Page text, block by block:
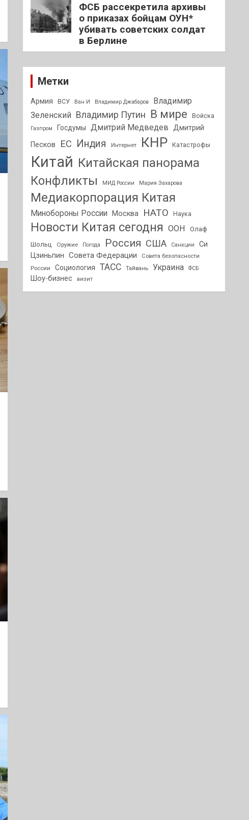
ФСБ рассекретила архивы
о приказах бойцам ОУН*
убивать советских солдат
в Берлине
Метки
Армия ВСУ Ван И Владимир Джабаров
Владимир
Зеленский
Владимир Путин В мире Войска
Газпром Госдумы Дмитрий Медведев
Дмитрий
Песков
ЕС Индия Интернет КНР Катастрофы
Китай Китайская панорама
Конфликты
МИД России Мария Захарова
Медиакорпорация Китая
Минобороны России Москва НАТО Наука
Новости Китая сегодня ООН
Олаф
Шольц
Оружие Погода Россия США Санкции
Си
Цзиньпин
Совета Федерации
Совета безопасности
России
Социология ТАСС Тайвань Украина ФСБ
Шоу-бизнес визит